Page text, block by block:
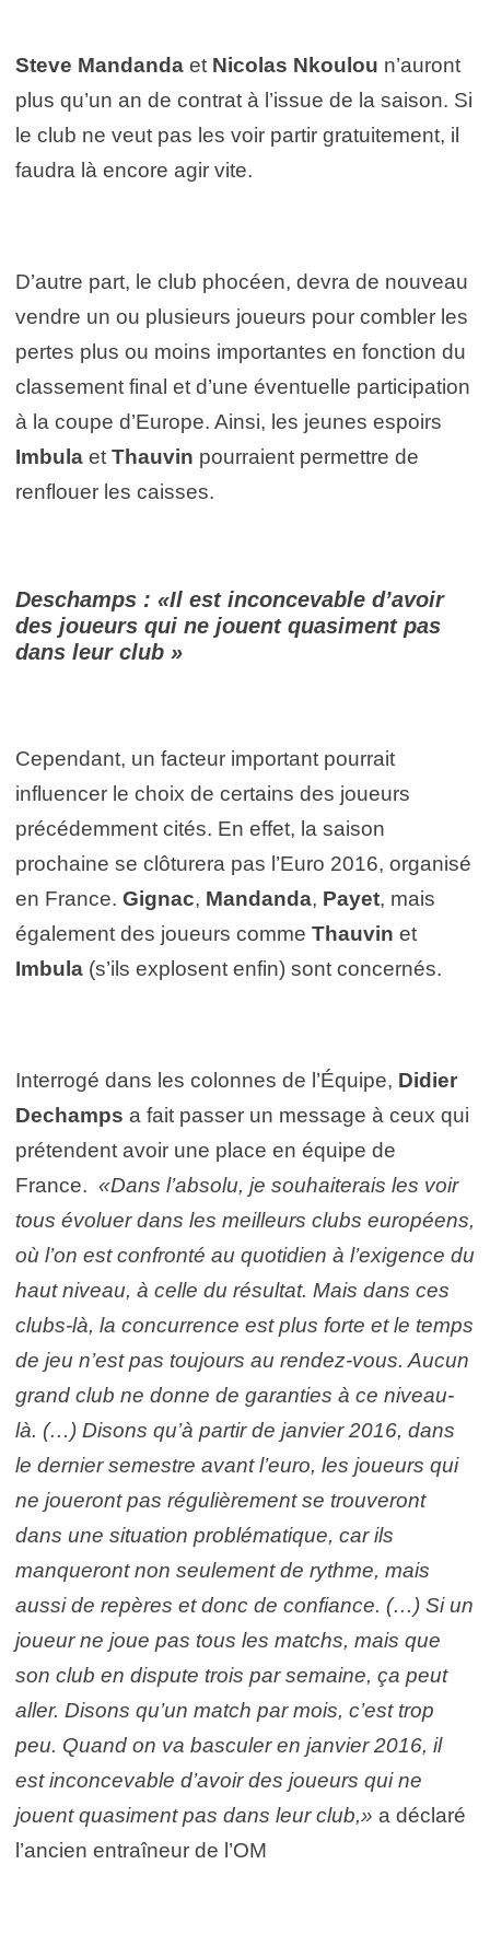
Steve Mandanda et Nicolas Nkoulou n’auront
plus qu’un an de contrat à l’issue de la saison. Si
le club ne veut pas les voir partir gratuitement, il
faudra là encore agir vite.
D’autre part, le club phocéen, devra de nouveau
vendre un ou plusieurs joueurs pour combler les
pertes plus ou moins importantes en fonction du
classement final et d’une éventuelle participation
à la coupe d’Europe. Ainsi, les jeunes espoirs
Imbula et Thauvin pourraient permettre de
renflouer les caisses.
Deschamps : «Il est inconcevable d’avoir
des joueurs qui ne jouent quasiment pas
dans leur club »
Cependant, un facteur important pourrait
influencer le choix de certains des joueurs
précédemment cités. En effet, la saison
prochaine se clôturera pas l’Euro 2016, organisé
en France. Gignac, Mandanda, Payet, mais
également des joueurs comme Thauvin et
Imbula (s’ils explosent enfin) sont concernés.
Interrogé dans les colonnes de l’Équipe, Didier
Dechamps a fait passer un message à ceux qui
prétendent avoir une place en équipe de
France. «Dans l’absolu, je souhaiterais les voir
tous évoluer dans les meilleurs clubs européens,
où l’on est confronté au quotidien à l’exigence du
haut niveau, à celle du résultat. Mais dans ces
clubs-là, la concurrence est plus forte et le temps
de jeu n’est pas toujours au rendez-vous. Aucun
grand club ne donne de garanties à ce niveau-
là. (…) Disons qu’à partir de janvier 2016, dans
le dernier semestre avant l’euro, les joueurs qui
ne joueront pas régulièrement se trouveront
dans une situation problématique, car ils
manqueront non seulement de rythme, mais
aussi de repères et donc de confiance. (…) Si un
joueur ne joue pas tous les matchs, mais que
son club en dispute trois par semaine, ça peut
aller. Disons qu’un match par mois, c’est trop
peu. Quand on va basculer en janvier 2016, il
est inconcevable d’avoir des joueurs qui ne
jouent quasiment pas dans leur club,» a déclaré
l’ancien entraîneur de l’OM